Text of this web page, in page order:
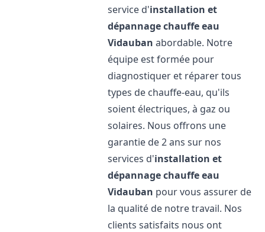
service d'installation et
dépannage chauffe eau
Vidauban abordable. Notre
équipe est formée pour
diagnostiquer et réparer tous
types de chauffe-eau, qu'ils
soient électriques, à gaz ou
solaires. Nous offrons une
garantie de 2 ans sur nos
services d'installation et
dépannage chauffe eau
Vidauban pour vous assurer de
la qualité de notre travail. Nos
clients satisfaits nous ont